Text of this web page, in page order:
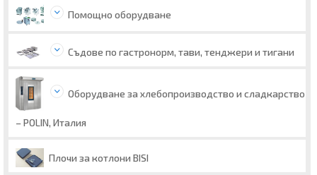
Помощно оборудване
Съдове по гастронорм, тави, тенджери и тигани
Оборудване за хлебопроизводство и сладкарство
– POLIN, Италия
Плочи за котлони BISI